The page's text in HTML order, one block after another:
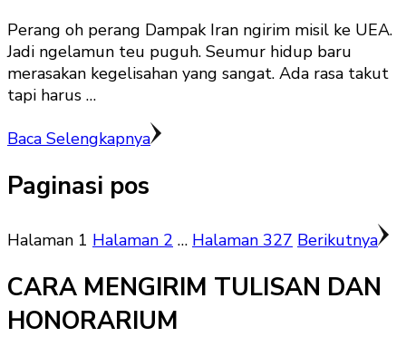
Perang oh perang Dampak Iran ngirim misil ke UEA.
Jadi ngelamun teu puguh. Seumur hidup baru
merasakan kegelisahan yang sangat. Ada rasa takut
tapi harus …
Baca Selengkapnya
Paginasi pos
Halaman 1 Halaman 2 … Halaman 327 Berikutnya
CARA MENGIRIM TULISAN DAN
HONORARIUM